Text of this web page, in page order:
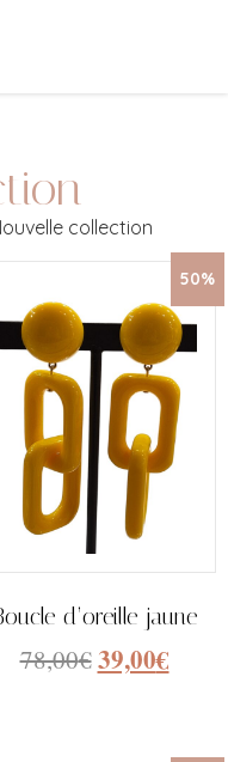
collection
50%
d’oreille jaune
78,00€39,00€